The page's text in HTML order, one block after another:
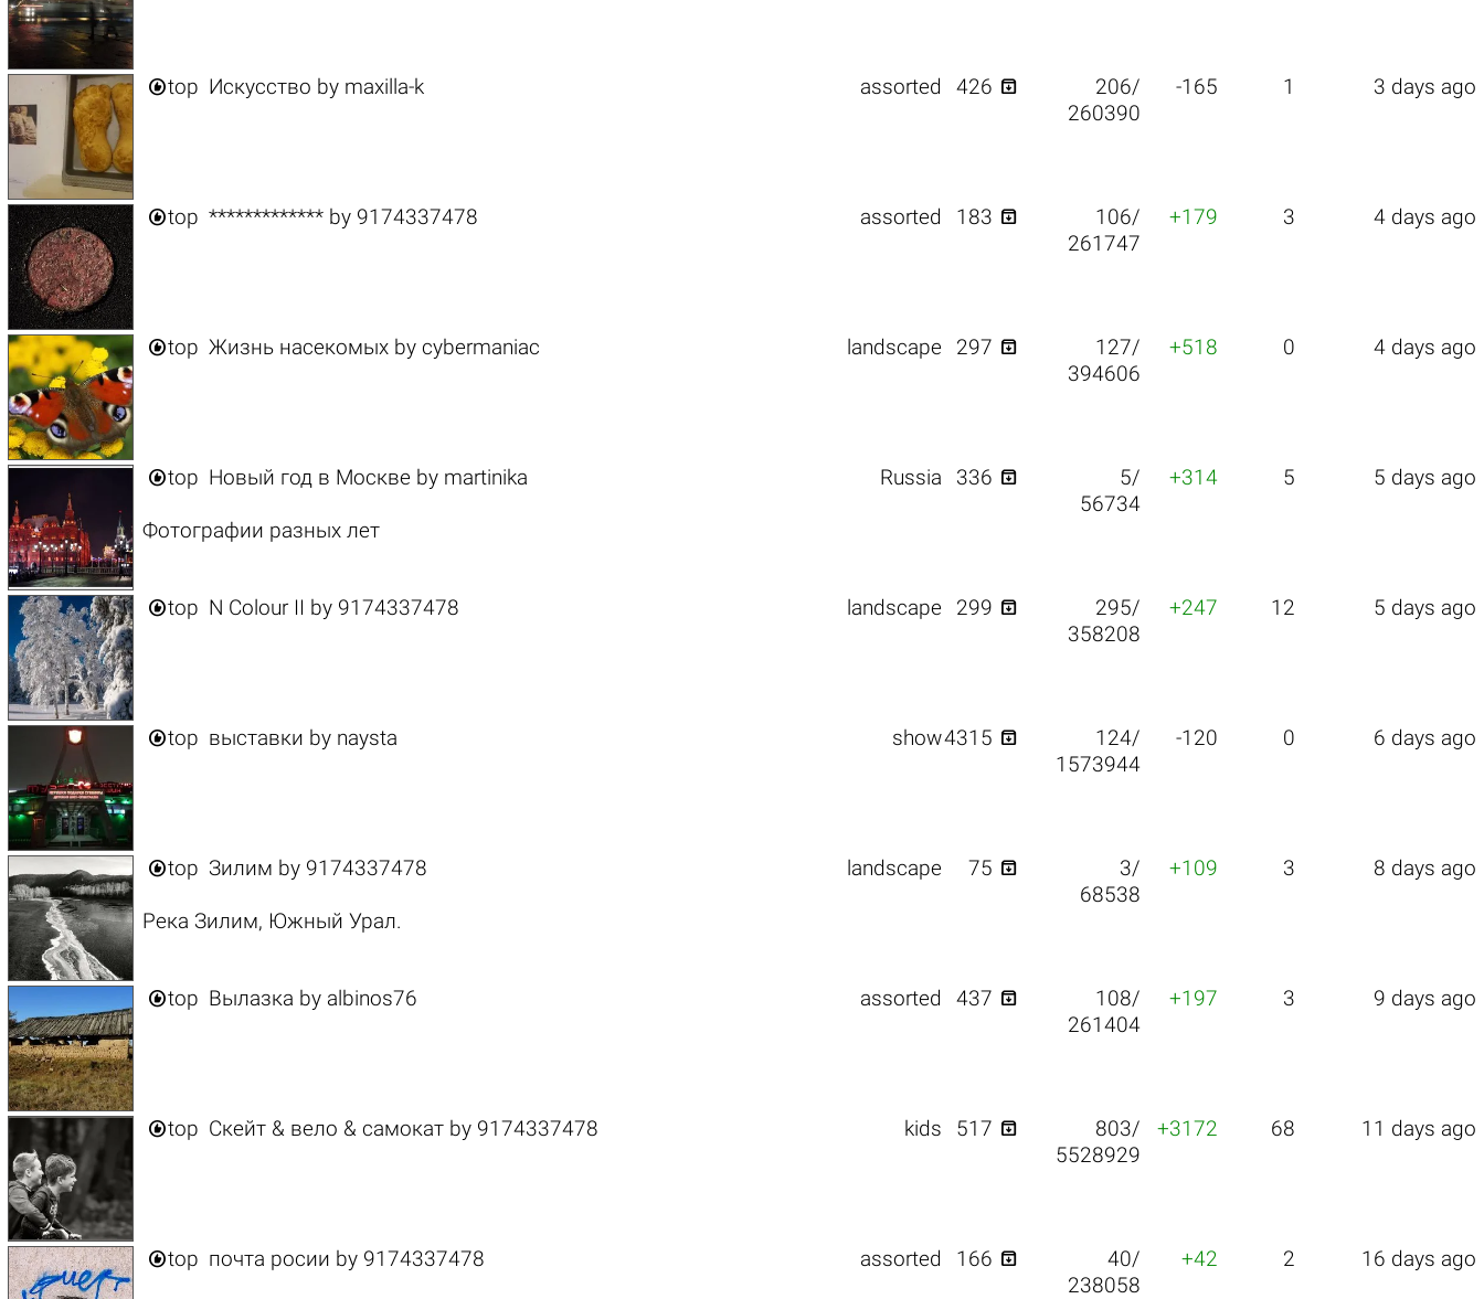
top Искусство by maxilla-k assorted 426 
206/
260390
-165 1 3 days ago
top ************* by 9174337478 assorted 183 
106/
261747
+179 3 4 days ago
top Жизнь насекомых bycybermaniac landscape 297 
127/
394606
+518 0 4 days ago
top Новый год в Москве by martinika
Фотографии разных лет
Russia 336 
5/
56734
+314 5 5 days ago
top N Colour II by 9174337478 landscape 299 
295/
358208
+247 12 5 days ago
top выставки by naysta show4315 
124/
1573944
-120 0 6 days ago
top Зилим by 9174337478
Река Зилим, Южный Урал.
landscape 75 
3/
68538
+109 3 8 days ago
top Вылазка by albinos76 assorted 437 
108/
261404
+197 3 9 days ago
top Скейт & вело & самокат by 9174337478 kids 517 
803/
5528929
+3172 68 11 days ago
top почта росии by 9174337478 assorted 166 
40/
238058
+42 2 16 days ago